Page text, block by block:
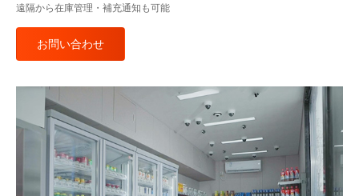
遠隔から在庫管理・補充通知も可能
お問い合わせ